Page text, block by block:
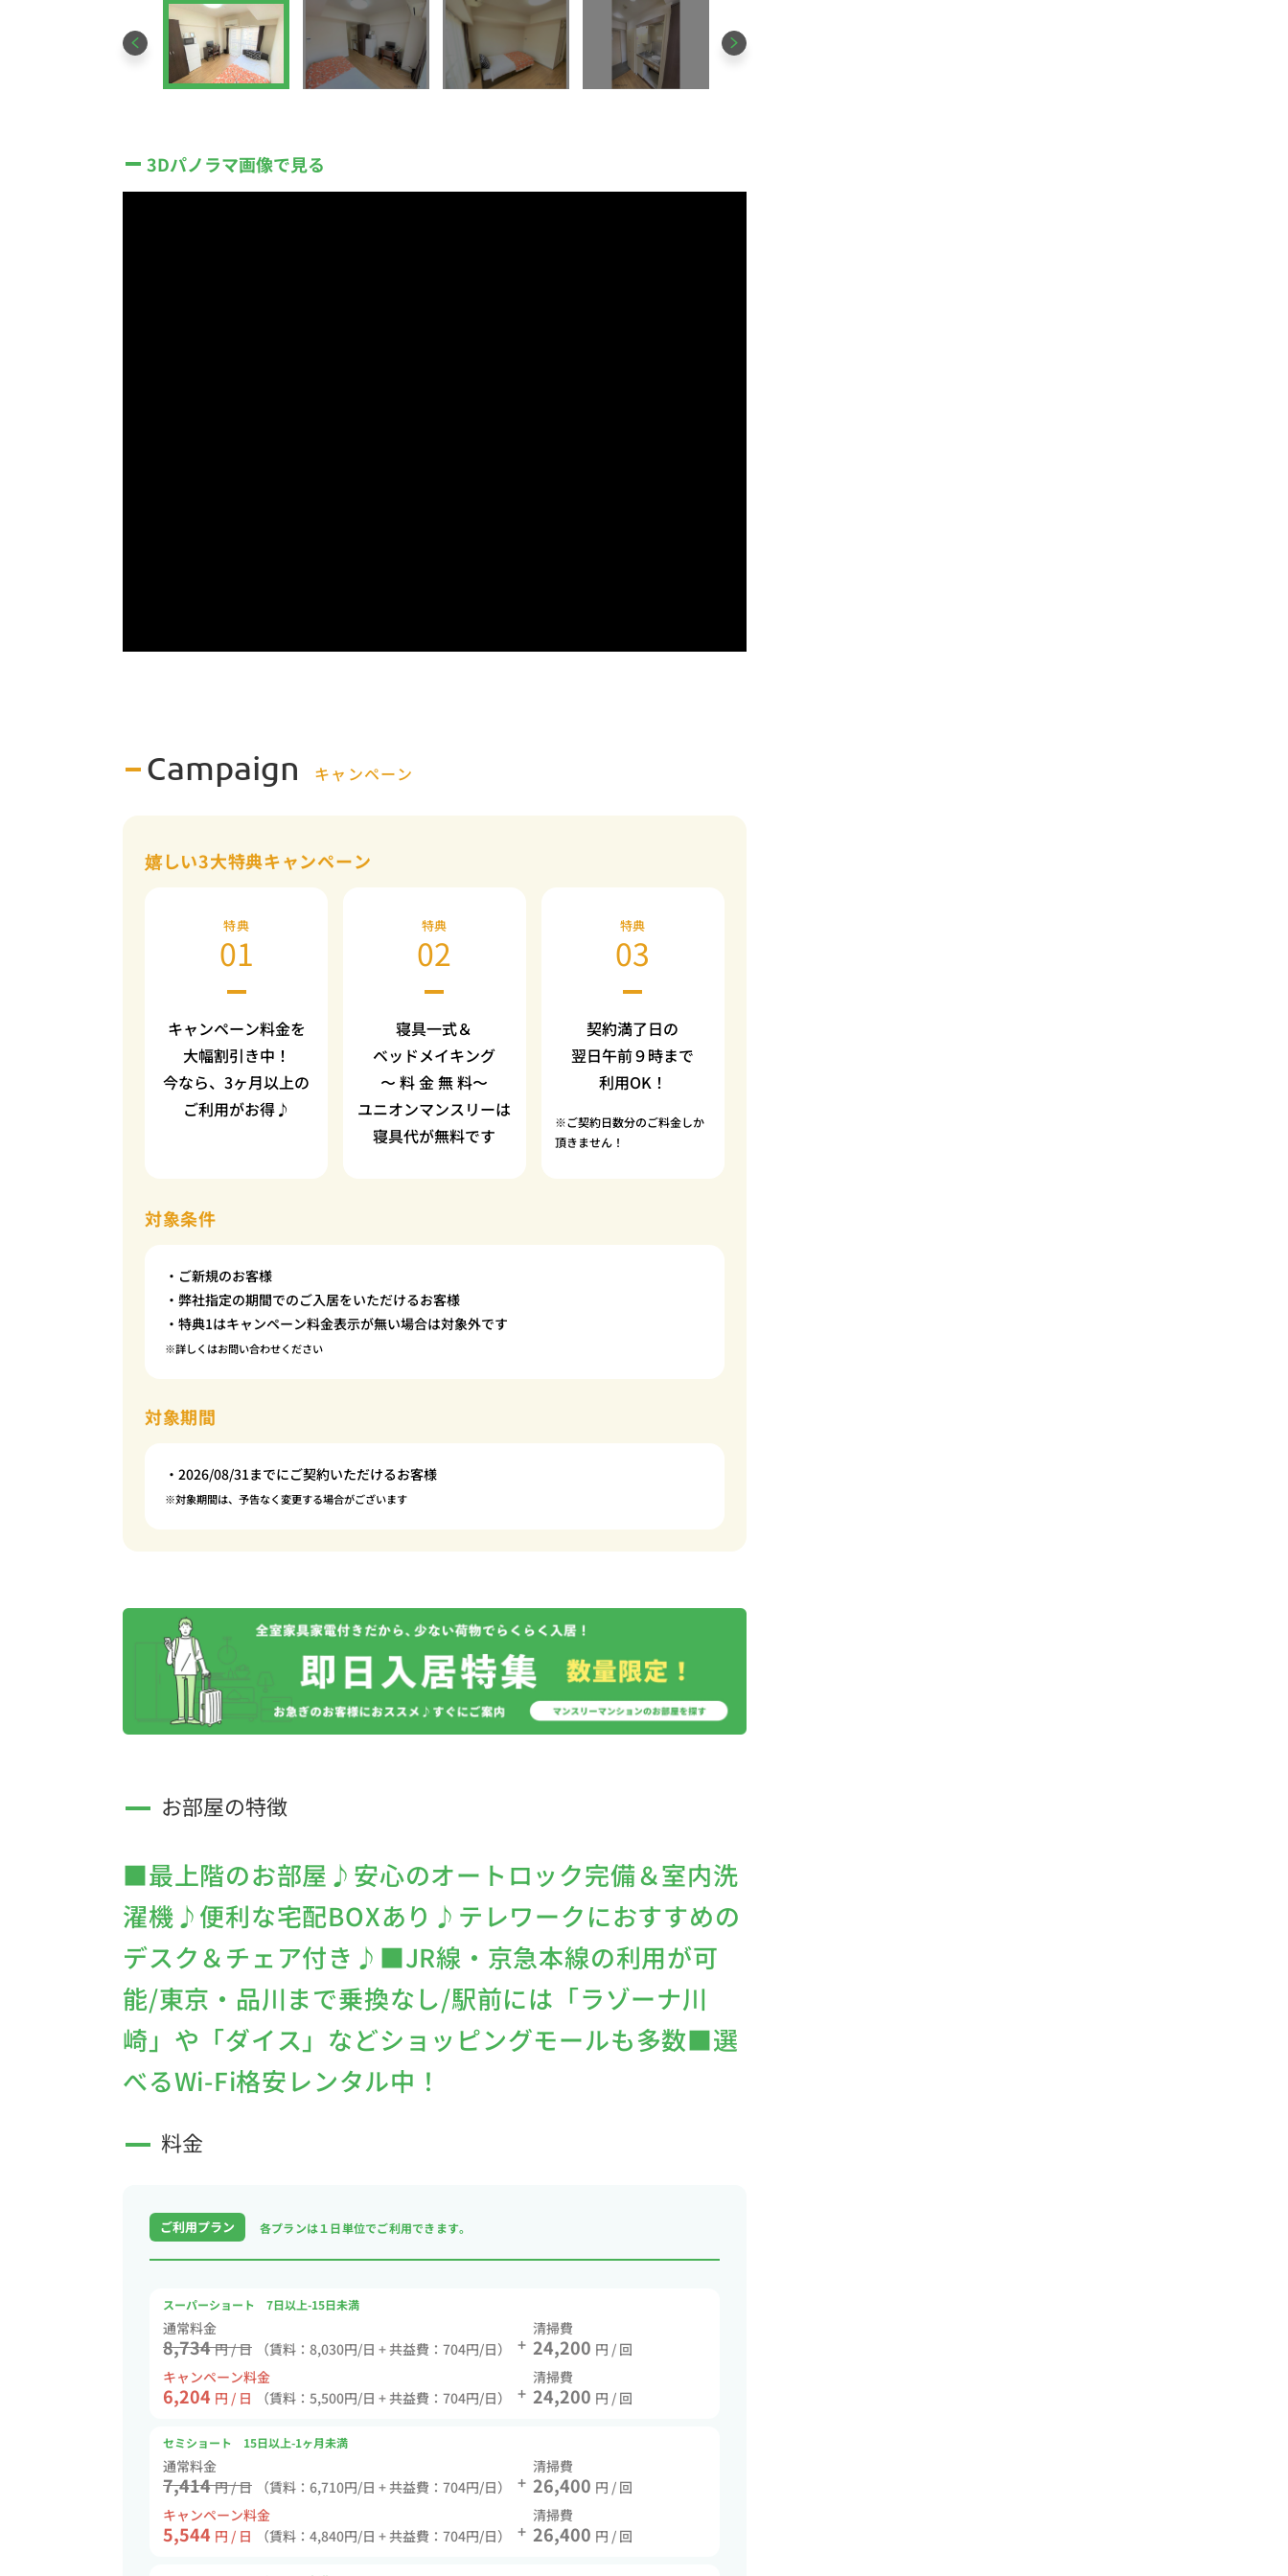
3Dパノラマ画像で見る
Campaign キャンペーン
嬉しい3大特典キャンペーン
特典
01
キャンペーン料金を
大幅割引き中！
今なら、3ヶ月以上の
ご利用がお得♪
特典
02
寝具一式＆
ベッドメイキング
〜 料 金 無 料〜
ユニオンマンスリーは
寝具代が無料です
特典
03
契約満了日の
翌日午前９時まで
利用OK！
※ご契約日数分のご料金しか
頂きません！
対象条件
・ご新規のお客様
・弊社指定の期間でのご入居をいただけるお客様
・特典1はキャンペーン料金表示が無い場合は対象外です
※詳しくはお問い合わせください
対象期間
・2026/08/31までにご契約いただけるお客様
※対象期間は、予告なく変更する場合がございます
お部屋の特徴
■最上階のお部屋♪安心のオートロック完備＆室内洗
濯機♪便利な宅配BOXあり♪テレワークにおすすめの
デスク＆チェア付き♪■JR線・京急本線の利用が可
能/東京・品川まで乗換なし/駅前には「ラゾーナ川
崎」や「ダイス」などショッピングモールも多数■選
べるWi-Fi格安レンタル中！
料金
ご利用プラン 各プランは１日単位でご利用できます。
スーパーショート 7日以上-15日未満
通常料金
8,734 円 / 日 （賃料：8,030円/日 + 共益費：704円/日） +
清掃費
24,200 円 / 回
キャンペーン料金
6,204 円 / 日 （賃料：5,500円/日 + 共益費：704円/日） +
清掃費
24,200 円 / 回
セミショート 15日以上-1ヶ月未満
通常料金
7,414 円 / 日 （賃料：6,710円/日 + 共益費：704円/日） +
清掃費
26,400 円 / 回
キャンペーン料金
5,544 円 / 日 （賃料：4,840円/日 + 共益費：704円/日） +
清掃費
26,400 円 / 回